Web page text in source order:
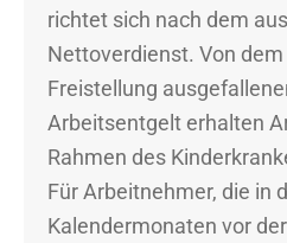
richtet sich nach dem
Nettoverdienst. Von
Freistellung
Arbeitsentgelt erhalten
Rahmen des
Für Arbeitnehmer, die in
Kalendermonaten vor